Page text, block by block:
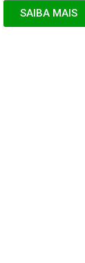
SAIBA MAIS